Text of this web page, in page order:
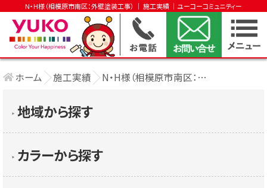
N・H様（相模原市南区：外壁塗装工事） │ 施工実績 │ユーコーコミュニティー
ホーム 施工実績 N・H様（相模原市南区：外壁塗装工事）
▶︎ カラーから探す
▶︎ 地域から探す